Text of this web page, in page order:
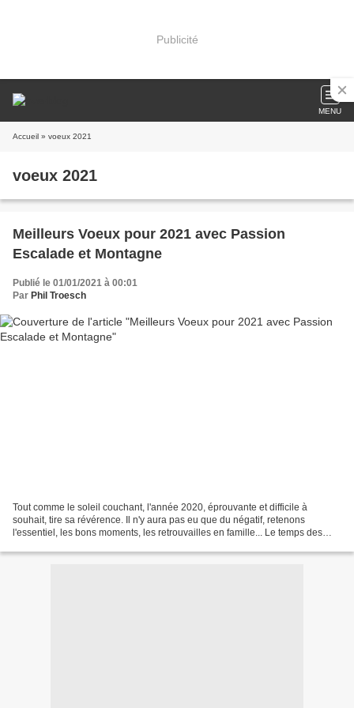
Publicité
MENU
Accueil » voeux 2021
voeux 2021
Meilleurs Voeux pour 2021 avec Passion
Escalade et Montagne
Publié le 01/01/2021 à 00:01
Par Phil Troesch
Tout comme le soleil couchant, l'année 2020, éprouvante et difficile à
souhait, tire sa révérence. Il n'y aura pas eu que du négatif, retenons
l'essentiel, les bons moments, les retrouvailles en famille... Le temps des